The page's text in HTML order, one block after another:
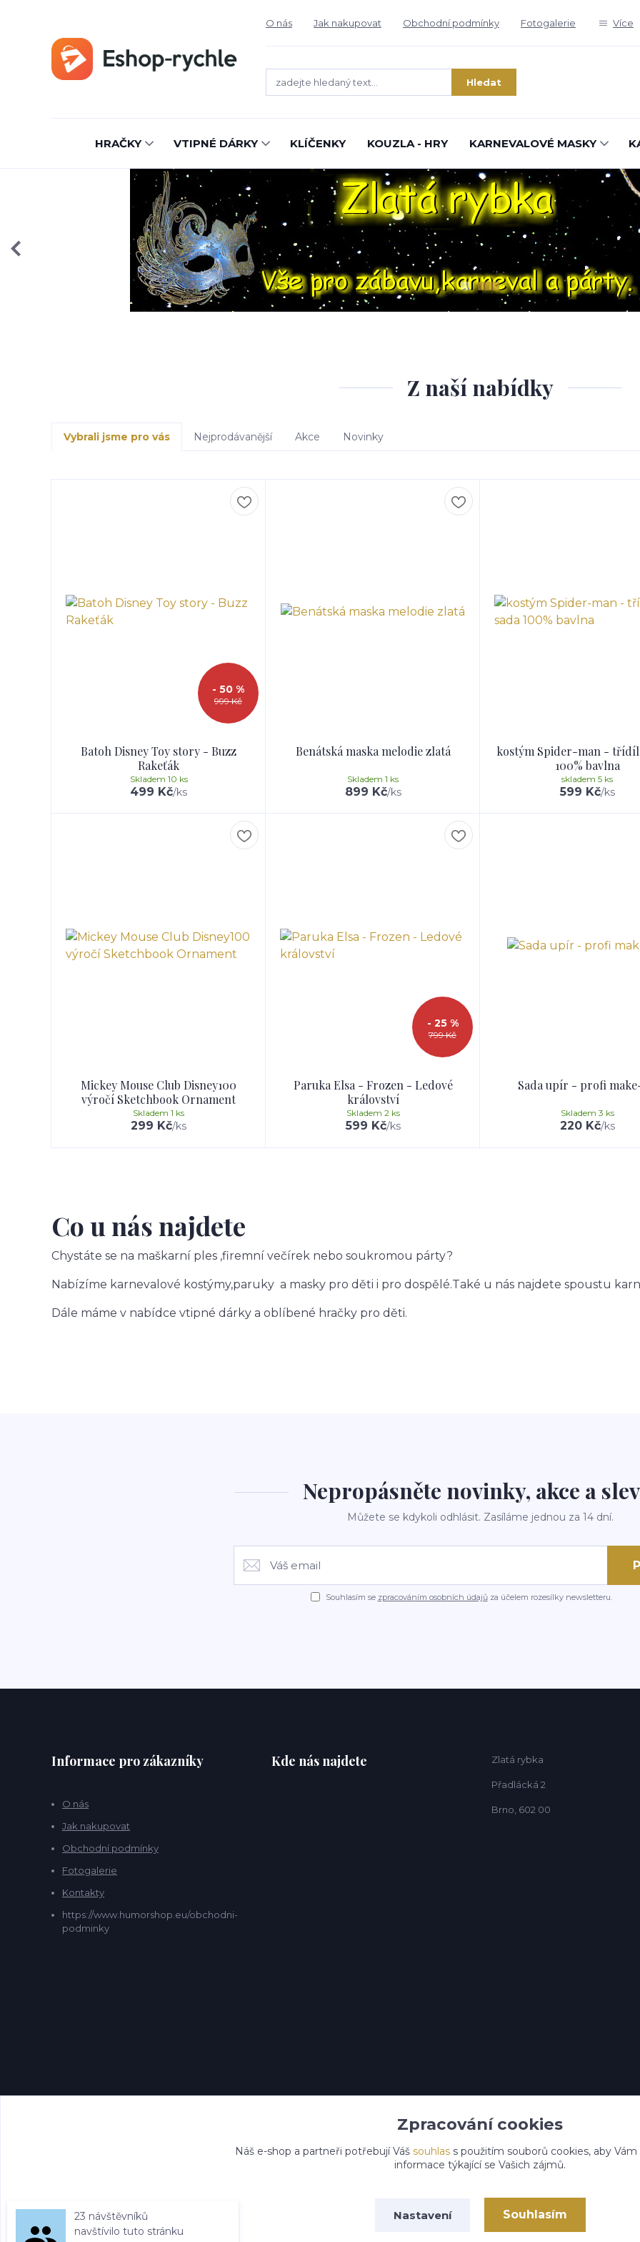
O nás Jak nakupovat Obchodní podmínky Fotogalerie Více
Hledat
HRAČKY VTIPNÉ DÁRKY KLÍČENKY KOUZLA - HRY KARNEVALOVÉ MASKY
Z naší nabídky
Vybrali jsme pro vás Nejprodávanější Akce Novinky
999 Kč
- 50 %
Batoh Disney Toy story - Buzz
Rakeťák
499 Kč/ks
Skladem 10 ks
Benátská maska melodie zlatá
899 Kč/ks
Skladem 1 ks
kostým Spider-man -
100% bavlna
599 Kč/ks
skladem 5 ks
Mickey Mouse Club Disney100
výročí Sketchbook Ornament
299 Kč/ks
Skladem 1 ks
799 Kč
- 25 %
Paruka Elsa - Frozen - Ledové
království
599 Kč/ks
Skladem 2 ks
Sada upír - profi
220 Kč/ks
Skladem 3 ks
Co u nás najdete
Chystáte se na maškarní ples ,firemní večírek nebo soukromou párty?
Nabízíme karnevalové kostýmy,paruky a masky pro děti i pro dospělé.Také u nás najdete spoustu
Dále máme v nabídce vtipné dárky a oblíbené hračky pro děti.
Nepropásněte novinky, akce a
Můžete se kdykoli odhlásit. Zasíláme jednou za 14 dní.
Souhlasím se zpracováním osobních údajůza účelem rozesílky newsletteru.
Informace pro zákazníky
O nás
Jak nakupovat
Obchodní podmínky
Fotogalerie
Kontakty
https://www.humorshop.eu/obchodni-
podminky
Kde nás najdete Zlatá rybka
Přadlácká 2
Brno, 602 00
Zpracování cookies
Náš e-shop a partneři potřebují Váš souhlass použitím souborů cookies, aby
informace týkající se Vašich zájmů.
Nastavení Souhlasím
23 návštěvníků
navštívilo tuto stránku